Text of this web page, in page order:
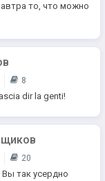
то, что можно
8
dir la genti!
20
Вы так усердно